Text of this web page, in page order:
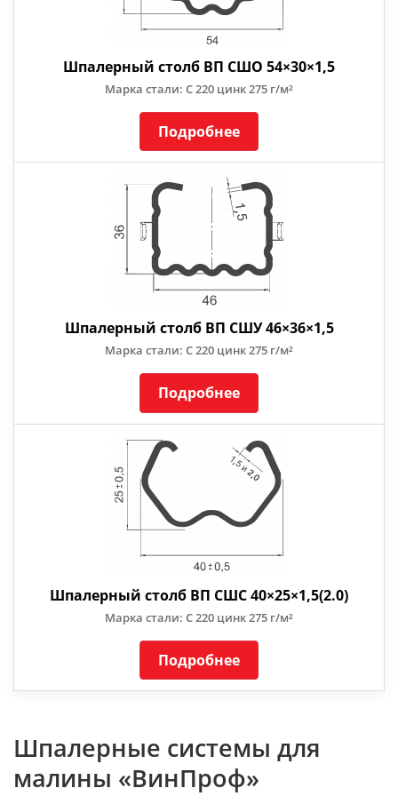
Шпалерный столб ВП СШО 54×30×1,5
Марка стали: С 220 цинк 275 г/м²
Подробнее
Шпалерный столб ВП СШУ 46×36×1,5
Марка стали: С 220 цинк 275 г/м²
Подробнее
Шпалерный столб ВП СШС 40×25×1,5(2.0)
Марка стали: С 220 цинк 275 г/м²
Подробнее
Шпалерные системы для
малины «ВинПроф»